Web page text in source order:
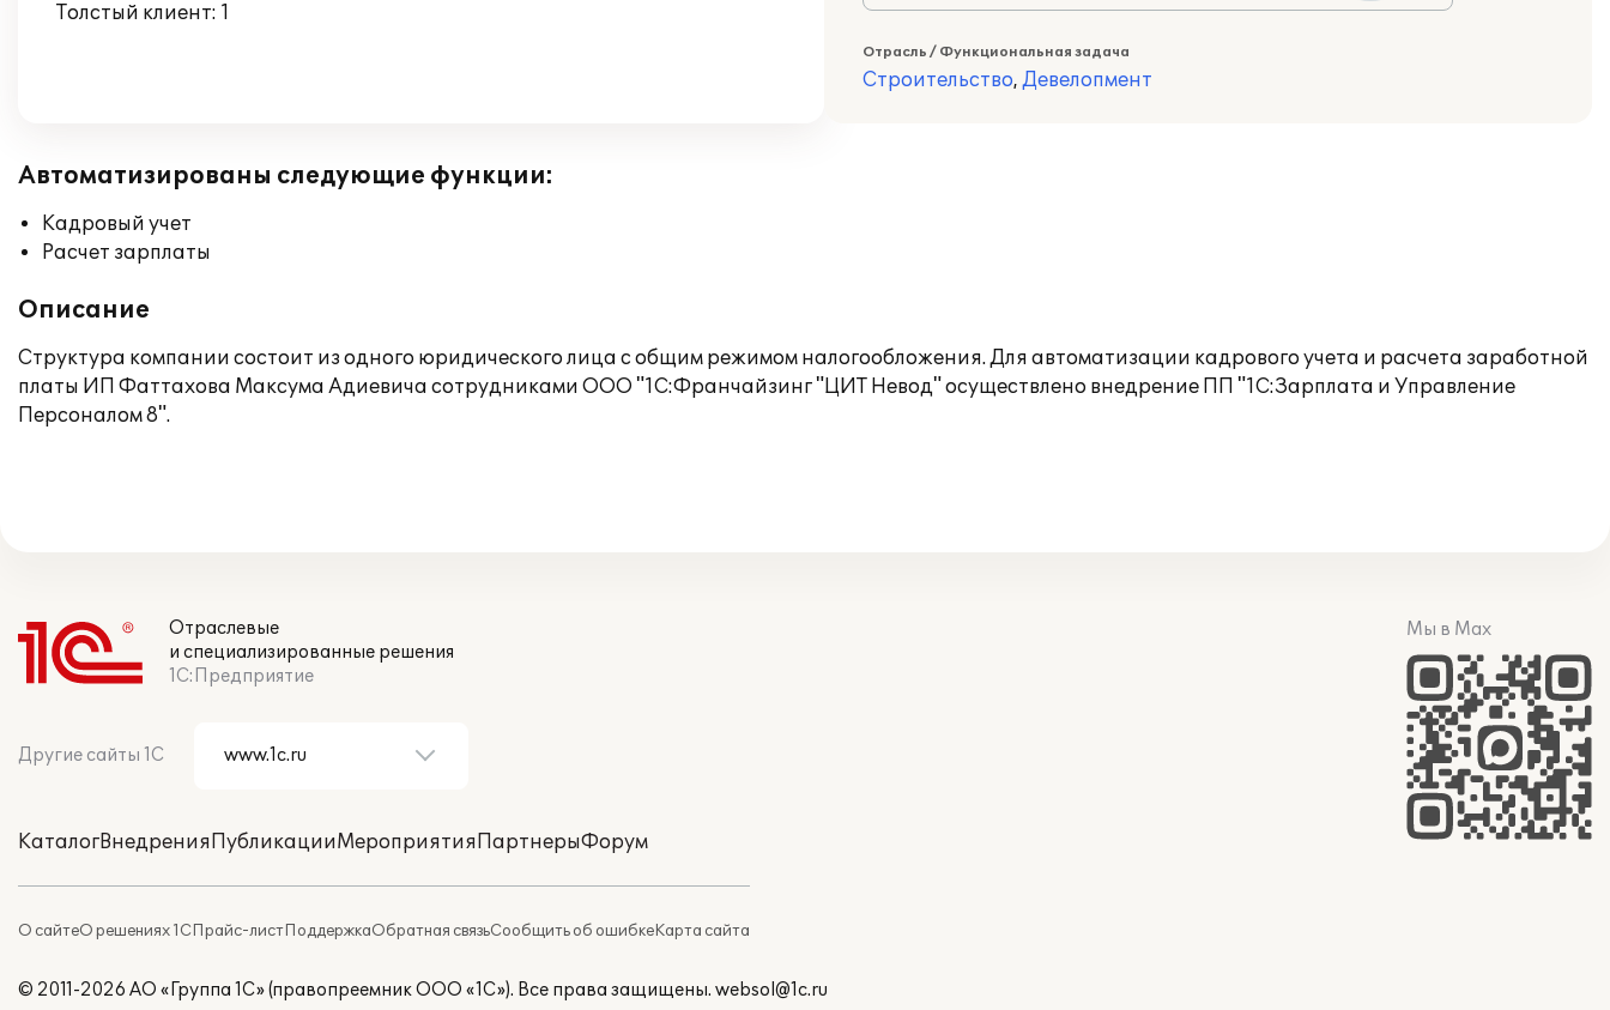
Толстый клиент: 1
Отрасль / Функциональная задача
Строительство, Девелопмент
Автоматизированы следующие функции:
Кадровый учет
Расчет зарплаты
Описание
Структура компании состоит из одного юридического лица с общим режимом налогообложения. Для автоматизации кадрового учета и расчета заработной
платы ИП Фаттахова Максума Адиевича сотрудниками ООО "1С:Франчайзинг "ЦИТ Невод" осуществлено внедрение ПП "1С:Зарплата и Управление
Персоналом 8".
Отраслевые
и специализированные решения
1С:Предприятие
Другие сайты 1С
КаталогВнедренияПубликацииМероприятияПартнерыФорум
О сайтеО решениях 1СПрайс-листПоддержкаОбратная связьСообщить об ошибкеКарта сайта
Мы в Max
© 2011-2026 АО «Группа 1С» (правопреемник ООО «1С»). Все права защищены. websol@1c.ru